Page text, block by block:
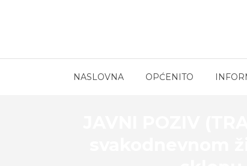
NASLOVNA OPĆENITO